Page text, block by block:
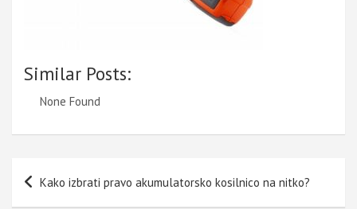
Similar Posts:
None Found
Navigacija
prispevka
Kako izbrati pravo akumulatorsko kosilnico na nitko?